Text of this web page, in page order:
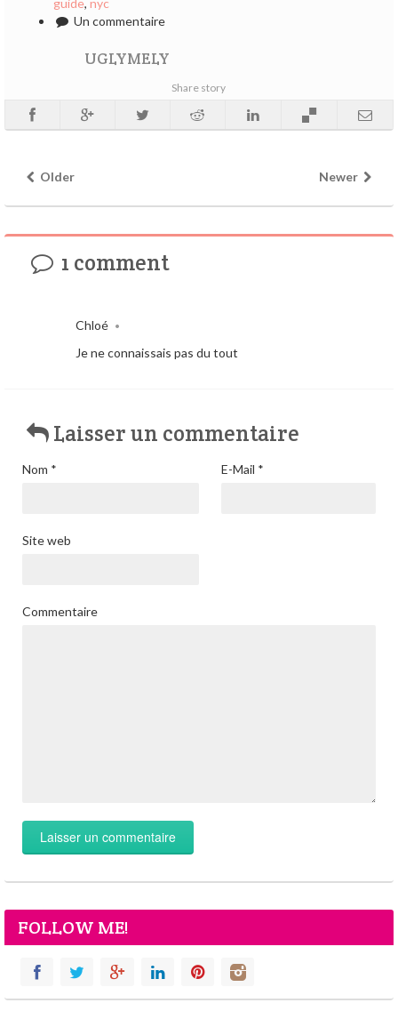
Un commentaire
UGLYMELY
Share story
Older Newer
1 comment
Chloé •
Je ne connaissais pas du tout
Laisser un commentaire
Nom * E-Mail *
Site web
Commentaire
FOLLOW ME!